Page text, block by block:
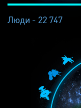
Люди - 22 747